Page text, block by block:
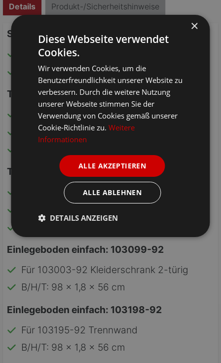
Details Produkt-/Sicherheitshinweise
Schubfächer: 103054-92
Für Sektion mit 2 Türen
B/H/T: 97 x 47 x 49 cm
Trennwand: 103095-92
Für 103002-92
mit 3 x Einlegeböden 1 x Kleiderstange
Trennwand: 103195-92
Für 103003-92 & 103004-92
Einlegeboden einfach: 103099-92
Für 103003-92 Kleiderschrank 2-türig
B/H/T: 98 x 1,8 x 56 cm
Einlegeboden einfach: 103198-92
Für 103195-92 Trennwand
B/H/T: 98 x 1,8 x 56 cm
×
Diese Webseite verwendet
Cookies.
Wir verwenden Cookies, um die
Benutzerfreundlichkeit unserer Website zu
verbessern. Durch die weitere Nutzung
unserer Webseite stimmen Sie der
Verwendung von Cookies gemäß unserer
Cookie-Richtlinie zu.Weitere
Informationen
ALLE AKZEPTIEREN
ALLE ABLEHNEN
DETAILS ANZEIGEN